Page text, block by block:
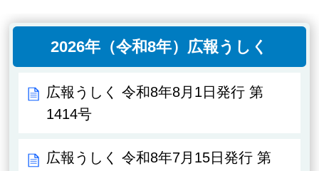
2026年（令和8年）広報うしく
広報うしく 令和8年8月1日発行 第
1414号
広報うしく 令和8年7月15日発行 第